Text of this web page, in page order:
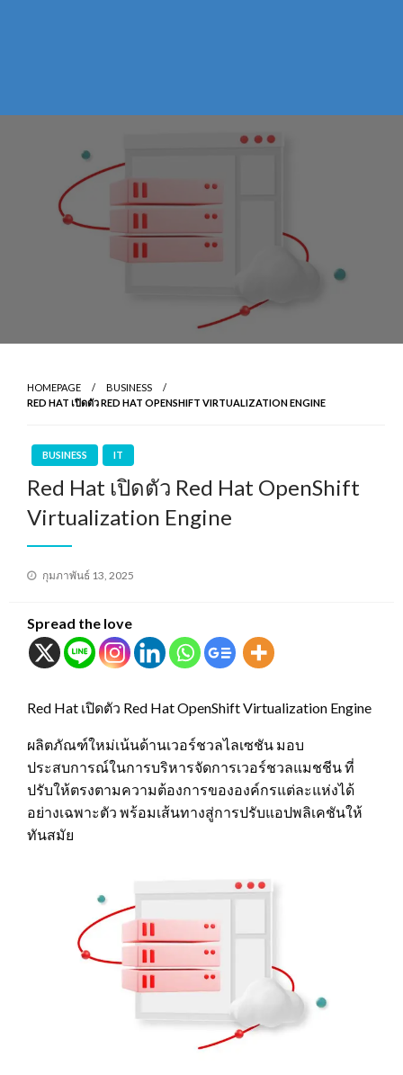
HOMEPAGE
BUSINESS
RED HAT เปิดตัว RED HAT OPENSHIFT VIRTUALIZATION ENGINE
BUSINESS IT
Red Hat เปิดตัว Red Hat OpenShift
Virtualization Engine
Posted
กุมภาพันธ์ 13, 2025
Spread the love
Red Hat เปิดตัว Red Hat OpenShift Virtualization Engine
ผลิตภัณฑ์ใหม่เน้นด้านเวอร์ชวลไลเซชัน มอบ
ประสบการณ์ในการบริหารจัดการเวอร์ชวลแมชชีน ที่
ปรับให้ตรงตามความต้องการขององค์กรแต่ละแห่งได้
อย่างเฉพาะตัว พร้อมเส้นทางสู่การปรับแอปพลิเคชันให้
ทันสมัย